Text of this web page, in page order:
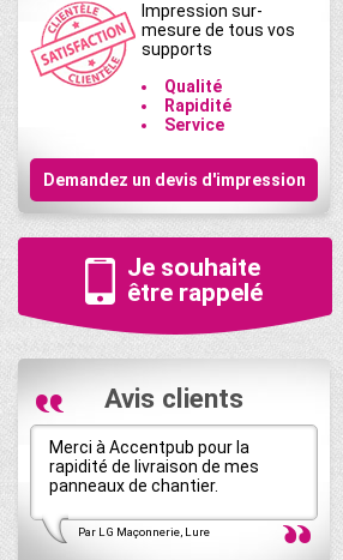
Impression sur-
mesure de tous vos
supports
Qualité
Rapidité
Service
Demandez un devis d'impression
Je souhaite
être rappelé
Avis clients
Merci à Accentpub pour la
rapidité de livraison de mes
panneaux de chantier.
Par LG Maçonnerie, Lure